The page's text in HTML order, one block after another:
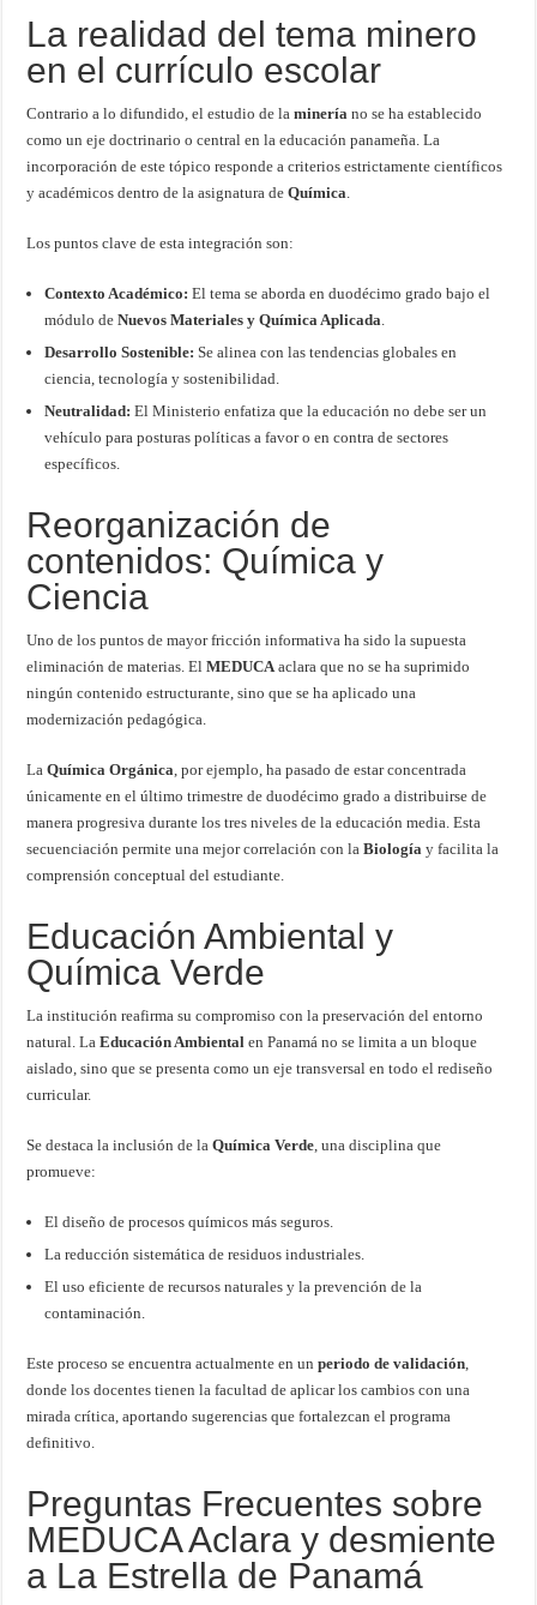
La realidad del tema minero
en el currículo escolar
Contrario a lo difundido, el estudio de laminería no se ha establecido
como un eje doctrinario o central en la educación panameña. La
incorporación de este tópico responde a criterios estrictamente científicos
y académicos dentro de la asignatura deQuímica.
Los puntos clave de esta integración son:
Contexto Académico: El tema se aborda en duodécimo grado bajo el
módulo deNuevos Materiales y Química Aplicada.
Desarrollo Sostenible: Se alinea con las tendencias globales en
ciencia, tecnología y sostenibilidad.
Neutralidad: El Ministerio enfatiza que la educación no debe ser un
vehículo para posturas políticas a favor o en contra de sectores
específicos.
Reorganización de
contenidos: Química y
Ciencia
Uno de los puntos de mayor fricción informativa ha sido la supuesta
eliminación de materias. ElMEDUCAaclara que no se ha suprimido
ningún contenido estructurante, sino que se ha aplicado una
modernización pedagógica.
LaQuímica Orgánica, por ejemplo, ha pasado de estar concentrada
únicamente en el último trimestre de duodécimo grado a distribuirse de
manera progresiva durante los tres niveles de la educación media. Esta
secuenciación permite una mejor correlación con laBiología y facilita la
comprensión conceptual del estudiante.
Educación Ambiental y
Química Verde
La institución reafirma su compromiso con la preservación del entorno
natural. LaEducación Ambiental en Panamá no se limita a un bloque
aislado, sino que se presenta como un eje transversal en todo el rediseño
curricular.
Se destaca la inclusión de laQuímica Verde, una disciplina que
promueve:
El diseño de procesos químicos más seguros.
La reducción sistemática de residuos industriales.
El uso eficiente de recursos naturales y la prevención de la
contaminación.
Este proceso se encuentra actualmente en unperiodo de validación,
donde los docentes tienen la facultad de aplicar los cambios con una
mirada crítica, aportando sugerencias que fortalezcan el programa
definitivo.
Preguntas Frecuentes sobre
MEDUCA Aclara y desmiente
a La Estrella de Panamá